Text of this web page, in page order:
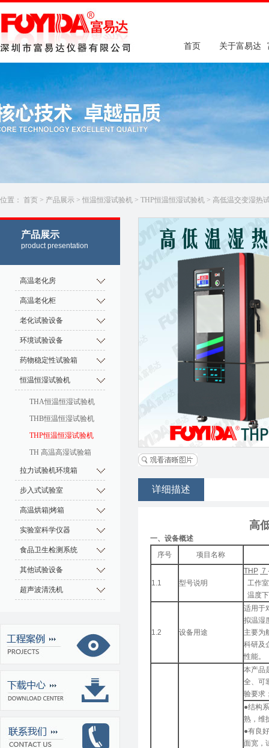
首页 关于富易达
位置： 首页 > 产品展示 > 恒温恒湿试验机 > THP恒温恒湿试验机 > 高低温交变湿热
产品展示
product presentation
高温老化房
高温老化柜
老化试验设备
环境试验设备
药物稳定性试验箱
恒温恒湿试验机
THA恒温恒湿试验机
THB恒温恒湿试验机
THP恒温恒湿试验机
TH 高温高湿试验箱
拉力试验机环境箱
步入式试验室
高温烘箱|烤箱
实验室科学仪器
食品卫生检测系统
其他试验设备
超声波清洗机
详细描述
高
一、设备概述
序号
项目名称
1.1 型号说明
THP 7
工作
温度
1.2 设备用途
适用于
拟温湿
主要为
科研及
性能。
本产品
全、可
验要求
●结构
熟，维
●有良
面宽，